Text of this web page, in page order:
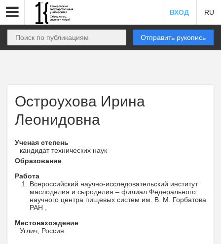
ВХОД RU
Отправить рукопись
Остроухова Ирина
Леонидовна
Ученая степень
кандидат технических наук
Образование
Работа
Всероссийский научно-исследовательский институт
маслоделия и сыроделия – филиал Федерального
научного центра пищевых систем им. В. М. Горбатова
РАН ,
Местонахождение
Углич, Россия